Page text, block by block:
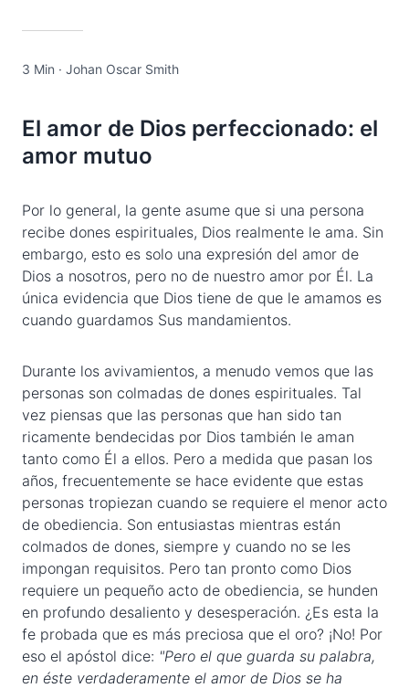
3 Min · Johan Oscar Smith
El amor de Dios perfeccionado: el
amor mutuo
Por lo general, la gente asume que si una persona
recibe dones espirituales, Dios realmente le ama. Sin
embargo, esto es solo una expresión del amor de
Dios a nosotros, pero no de nuestro amor por Él. La
única evidencia que Dios tiene de que le amamos es
cuando guardamos Sus mandamientos.
Durante los avivamientos, a menudo vemos que las
personas son colmadas de dones espirituales. Tal
vez piensas que las personas que han sido tan
ricamente bendecidas por Dios también le aman
tanto como Él a ellos. Pero a medida que pasan los
años, frecuentemente se hace evidente que estas
personas tropiezan cuando se requiere el menor acto
de obediencia. Son entusiastas mientras están
colmados de dones, siempre y cuando no se les
impongan requisitos. Pero tan pronto como Dios
requiere un pequeño acto de obediencia, se hunden
en profundo desaliento y desesperación. ¿Es esta la
fe probada que es más preciosa que el oro? ¡No! Por
eso el apóstol dice: "Pero el que guarda su palabra,
en éste verdaderamente el amor de Dios se ha